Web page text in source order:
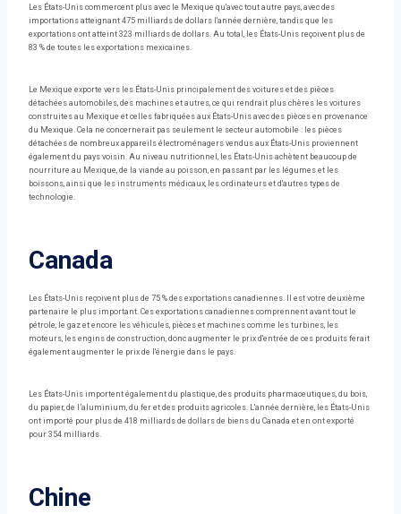
Les États-Unis commercent plus avec le Mexique qu'avec tout autre pays, avec des
importations atteignant 475 milliards de dollars l'année dernière, tandis que les
exportations ont atteint 323 milliards de dollars. Au total, les États-Unis reçoivent plus de
83 % de toutes les exportations mexicaines.
Le Mexique exporte vers les États-Unis principalement des voitures et des pièces
détachées automobiles, des machines et autres, ce qui rendrait plus chères les voitures
construites au Mexique et celles fabriquées aux États-Unis avec des pièces en provenance
du Mexique. Cela ne concernerait pas seulement le secteur automobile : les pièces
détachées de nombreux appareils électroménagers vendus aux États-Unis proviennent
également du pays voisin. Au niveau nutritionnel, les États-Unis achètent beaucoup de
nourriture au Mexique, de la viande au poisson, en passant par les légumes et les
boissons, ainsi que les instruments médicaux, les ordinateurs et d'autres types de
technologie.
Canada
Les États-Unis reçoivent plus de 75 % des exportations canadiennes. Il est votre deuxième
partenaire le plus important. Ces exportations canadiennes comprennent avant tout le
pétrole, le gaz et encore les véhicules, pièces et machines comme les turbines, les
moteurs, les engins de construction, donc augmenter le prix d'entrée de ces produits ferait
également augmenter le prix de l'énergie dans le pays.
Les États-Unis importent également du plastique, des produits pharmaceutiques, du bois,
du papier, de l’aluminium, du fer et des produits agricoles. L'année dernière, les États-Unis
ont importé pour plus de 418 milliards de dollars de biens du Canada et en ont exporté
pour 354 milliards.
Chine